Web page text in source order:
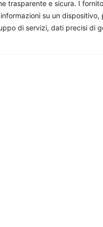
trasparente e sicura. I
su un
di servizi, dati precisi di
professionisti e
che facciamo,